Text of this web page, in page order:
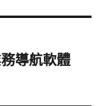
導航軟體